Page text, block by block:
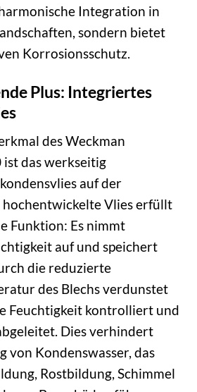
Integration in
sondern bietet
Korrosionsschutz.
Plus: Integriertes
des Weckman
ist das werkseitig
auf der
hochentwickelte Vlies erfüllt
Funktion: Es nimmt
auf und speichert
die reduzierte
des Blechs verdunstet
Feuchtigkeit kontrolliert und
Dies verhindert
von Kondenswasser, das
Rostbildung, Schimmel